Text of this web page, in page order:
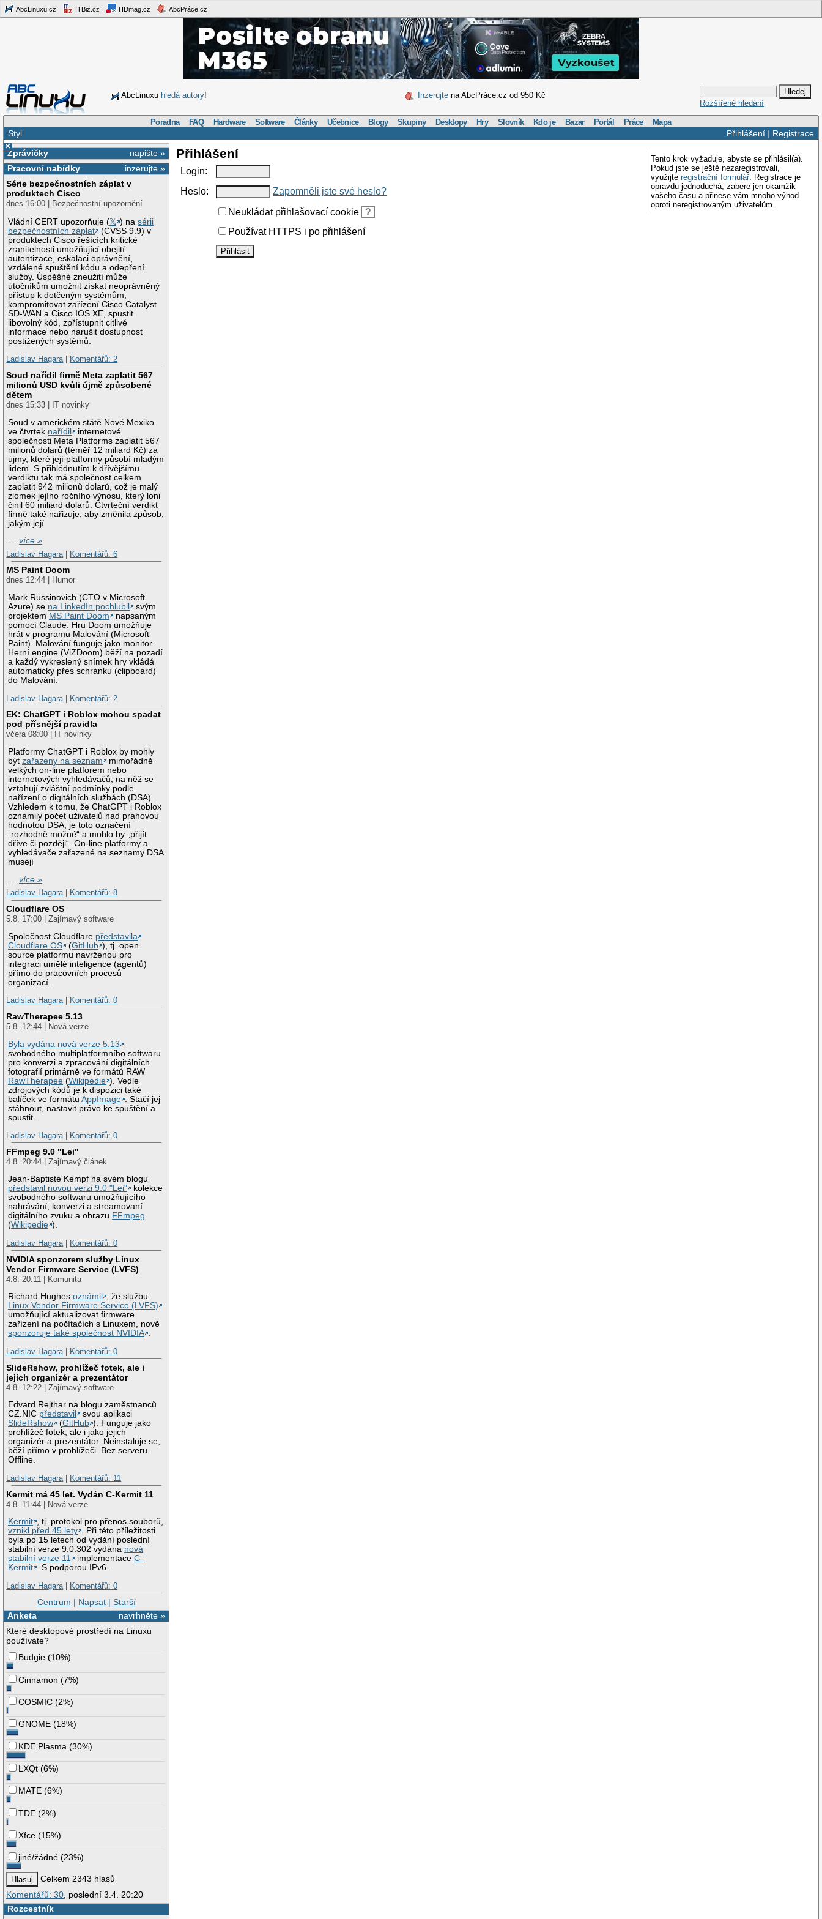
AbcLinuxu.cz ITBiz.cz HDmag.cz AbcPráce.cz
AbcLinuxu hledá autory! Inzerujte na AbcPráce.cz od 950 Kč
Rozšířené hledání
Poradna FAQ Hardware Software Články Učebnice Blogy Skupiny Desktopy Hry Slovník Kdo je Bazar Portál Práce Mapa
Přihlášení| Registrace
Styl
×
napište »
Zprávičky
inzerujte »
Pracovní nabídky
Série bezpečnostních záplat v
produktech Cisco
dnes 16:00 | Bezpečnostní upozornění
Vládní CERT upozorňuje (𝕏 ) nasérii
bezpečnostních záplat
(CVSS 9.9) v
produktech Cisco řešících kritické
zranitelnosti umožňující obejití
autentizace, eskalaci oprávnění,
vzdálené spuštění kódu a odepření
služby. Úspěšné zneužití může
útočníkům umožnit získat neoprávněný
přístup k dotčeným systémům,
kompromitovat zařízení Cisco Catalyst
SD-WAN a Cisco IOS XE, spustit
libovolný kód, zpřístupnit citlivé
informace nebo narušit dostupnost
postižených systémů.
Ladislav Hagara| Komentářů: 2
Soud nařídil firmě Meta zaplatit 567
milionů USD kvůli újmě způsobené
dětem
dnes 15:33 | IT novinky
Soud v americkém státě Nové Mexiko
ve čtvrtek nařídil
internetové
společnosti Meta Platforms zaplatit 567
milionů dolarů (téměř 12 miliard Kč) za
újmy, které její platformy působí mladým
lidem. S přihlédnutím k dřívějšímu
verdiktu tak má společnost celkem
zaplatit 942 milionů dolarů, což je malý
zlomek jejího ročního výnosu, který loni
činil 60 miliard dolarů. Čtvrteční verdikt
firmě také nařizuje, aby změnila způsob,
jakým její
…více »
Ladislav Hagara
Komentářů: 6
MS Paint Doom
dnes 12:44 | Humor
Mark Russinovich (CTO v Microsoft
Azure) se na LinkedIn pochlubil
svým
projektem MS Paint Doom
napsaným
pomocí Claude. Hru Doom umožňuje
hrát v programu Malování (Microsoft
Paint). Malování funguje jako monitor.
Herní engine (ViZDoom) běží na pozadí
a každý vykreslený snímek hry vkládá
automaticky přes schránku (clipboard)
do Malování.
Ladislav Hagara
Komentářů: 2
EK: ChatGPT i Roblox mohou spadat
pod přísnější pravidla
včera 08:00 | IT novinky
Platformy ChatGPT i Roblox by mohly
býtzařazeny na seznam
mimořádně
velkých on-line platforem nebo
internetových vyhledávačů, na něž se
vztahují zvláštní podmínky podle
nařízení o digitálních službách (DSA).
Vzhledem k tomu, že ChatGPT i Roblox
oznámily počet uživatelů nad prahovou
hodnotou DSA, je toto označení
„rozhodně možné“ a mohlo by „přijít
dříve či později“. On-line platformy a
vyhledávače zařazené na seznamy DSA
musejí
…více »
Ladislav Hagara| Komentářů: 8
Cloudflare OS
5.8. 17:00 | Zajímavý software
Společnost Cloudflare představila
Cloudflare OS
(GitHub ), tj. open
source platformu navrženou pro
integraci umělé inteligence (agentů)
přímo do pracovních procesů
organizací.
Ladislav Hagara| Komentářů: 0
RawTherapee 5.13
5.8. 12:44 | Nová verze
Byla vydána nová verze 5.13
svobodného multiplatformního softwaru
pro konverzi a zpracování digitálních
fotografií primárně ve formátů RAW
RawTherapee (Wikipedie ). Vedle
zdrojových kódů je k dispozici také
balíček ve formátuAppImage
. Stačí jej
stáhnout, nastavit právo ke spuštění a
spustit.
Ladislav Hagara| Komentářů: 0
FFmpeg 9.0 "Lei"
4.8. 20:44 | Zajímavý článek
Jean-Baptiste Kempf na svém blogu
představil novou verzi 9.0 "Lei"
kolekce
svobodného softwaru umožňujícího
nahrávání, konverzi a streamovaní
digitálního zvuku a obrazu FFmpeg
(Wikipedie ).
Ladislav Hagara| Komentářů: 0
NVIDIA sponzorem služby Linux
Vendor Firmware Service (LVFS)
4.8. 20:11 | Komunita
Richard Hughesoznámil
, že službu
Linux Vendor Firmware Service (LVFS)
umožňující aktualizovat firmware
zařízení na počítačích s Linuxem, nově
sponzoruje také společnost NVIDIA .
Ladislav Hagara| Komentářů: 0
SlideRshow, prohlížeč fotek, ale i
jejich organizér a prezentátor
4.8. 12:22 | Zajímavý software
Edvard Rejthar na blogu zaměstnanců
CZ.NIC představil
svou aplikaci
SlideRshow
(GitHub ). Funguje jako
prohlížeč fotek, ale i jako jejich
organizér a prezentátor. Neinstaluje se,
běží přímo v prohlížeči. Bez serveru.
Offline.
Ladislav Hagara| Komentářů: 11
Kermit má 45 let. Vydán C-Kermit 11
4.8. 11:44 | Nová verze
Kermit , tj. protokol pro přenos souborů,
vznikl před 45 lety . Při této příležitosti
byla po 15 letech od vydání poslední
stabilní verze 9.0.302 vydána nová
stabilní verze 11
implementaceC-
Kermit . S podporou IPv6.
Ladislav Hagara| Komentářů: 0
Centrum | Napsat| Starší
navrhněte »
Anketa
Které desktopové prostředí na Linuxu
používáte?
Budgie (10%)
Cinnamon (7%)
COSMIC (2%)
GNOME (18%)
KDE Plasma (30%)
LXQt (6%)
MATE (6%)
TDE (2%)
Xfce (15%)
jiné/žádné (23%)
Celkem 2343 hlasů
Komentářů: 30 , poslední 3.4. 20:20
Rozcestník
Tento krok vyžaduje, abyste se přihlásil(a).
Pokud jste se ještě nezaregistrovali,
využijte registrační formulář. Registrace je
opravdu jednoduchá, zabere jen okamžik
vašeho času a přinese vám mnoho výhod
oproti neregistrovaným uživatelům.
Přihlášení
Login:
Heslo:
Zapomněli jste své heslo?
Neukládat přihlašovací cookie
?
Používat HTTPS i po přihlášení